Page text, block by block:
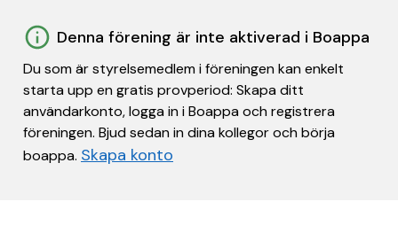
Denna förening är inte aktiverad i Boappa
Du som är styrelsemedlem i föreningen kan enkelt
starta upp en gratis provperiod: Skapa ditt
användarkonto, logga in i Boappa och registrera
föreningen. Bjud sedan in dina kollegor och börja
boappa. Skapa konto